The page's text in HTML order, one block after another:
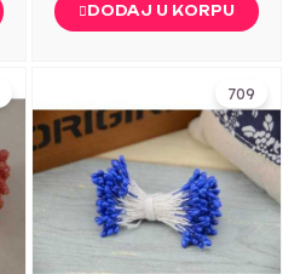
DODAJ U KORPU
709